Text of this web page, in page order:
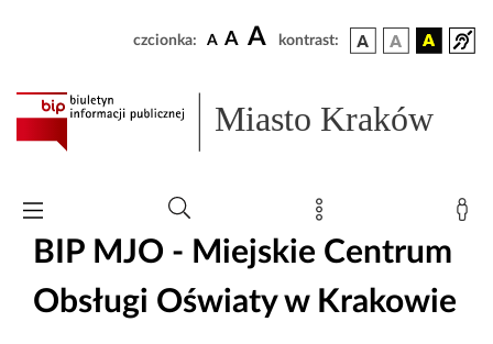
czcionka: A A A kontrast:
Miasto Kraków
BIP MJO - Miejskie Centrum
Obsługi Oświaty w Krakowie